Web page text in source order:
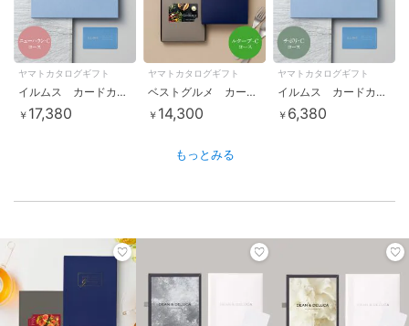
ヤマトカタログギフト
イルムス カードカタログギフト ニューハウン-C
￥ 17,380
ヤマトカタログギフト
ベストグルメ カードカタログギフト ルクーブ-C
￥ 14,300
ヤマトカタログギフト
イルムス カードカタログギフト チボリ-C
￥ 6,380
もっとみる